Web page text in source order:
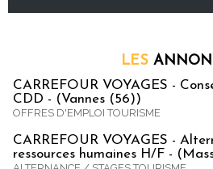
LES
CARREFOUR VOYAGES -
CDD - (Vannes (56))
OFFRES D'EMPLOI TOURISME
CARREFOUR VOYAGES -
ressources humaines H/F -